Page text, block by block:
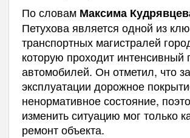
По словам Максима
Петухова является одной из
транспортных магистралей
которую проходит интенсивный
автомобилей. Он отметил, что
эксплуатации дорожное
ненормативное состояние,
изменить ситуацию мог только
ремонт объекта.